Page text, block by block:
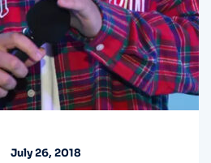
July 26, 2018